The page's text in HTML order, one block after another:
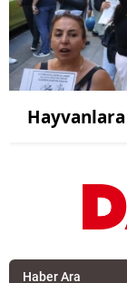
Hayvanlara